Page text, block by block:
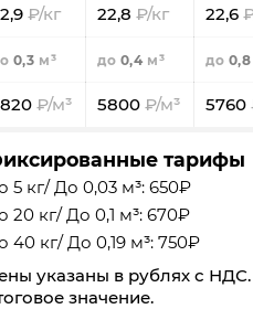
22,8 22,6
0,3 0,4 0,8
5800 5760
тарифы
5 кг/ До 0,03 м³: 650₽
20 кг/ До 0,1 м³: 670₽
40 кг/ До 0,19 м³: 750₽
указаны в рублях с
значение.